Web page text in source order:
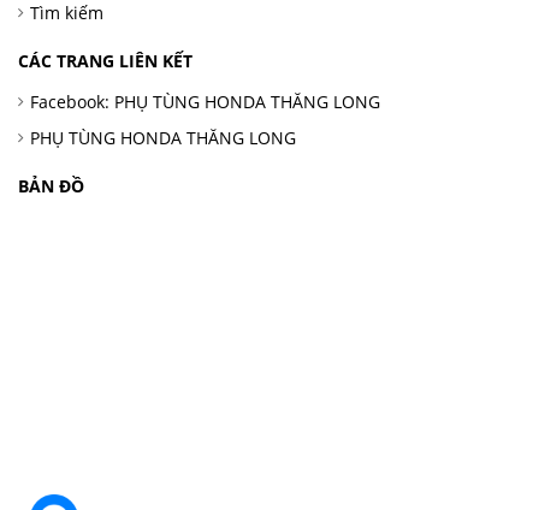
Tìm kiếm
CÁC TRANG LIÊN KẾT
Facebook: PHỤ TÙNG HONDA THĂNG LONG
PHỤ TÙNG HONDA THĂNG LONG
BẢN ĐỒ